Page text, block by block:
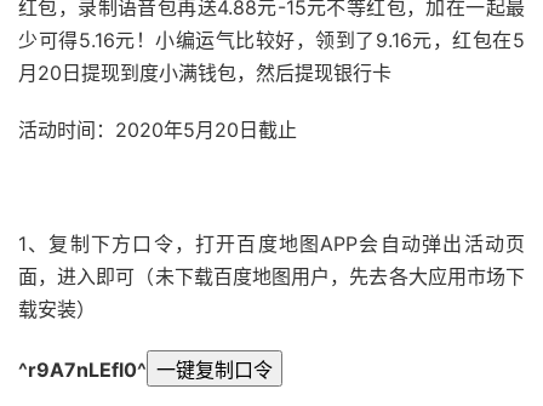
红包，录制语音包再送4.88元-15元不等红包，加在一起最
少可得5.16元！小编运气比较好，领到了9.16元，红包在5
月20日提现到度小满钱包，然后提现银行卡
活动时间：2020年5月20日截止
1、复制下方口令，打开百度地图APP会自动弹出活动页
面，进入即可（未下载百度地图用户，先去各大应用市场下
载安装）
^r9A7nLEfl0^ 一键复制口令